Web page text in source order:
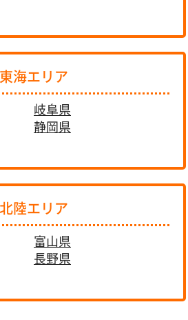
東海エリア
岐阜県
静岡県
北陸エリア
富山県
長野県